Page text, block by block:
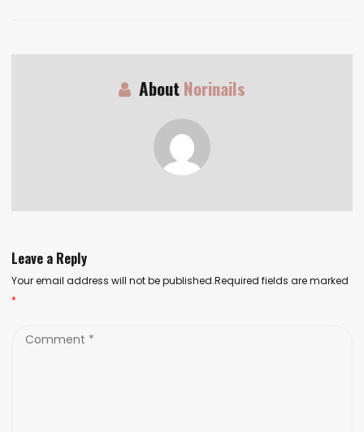
AboutNorinails
Leave a Reply
Your email address will not be published.Required fields are marked
*
Comment